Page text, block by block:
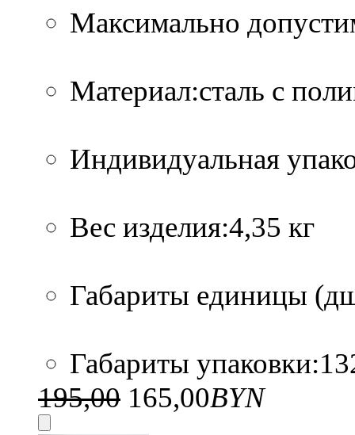
Максимально
Материал:сталь с
Индивидуальная
Вес изделия:4,35 кг
Габариты единицы
Габариты
195,00 165,00BYN